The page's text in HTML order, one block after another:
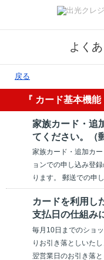
よく
戻る
『 カード基本機
家族カード・追
てください。（
家族カード・追加カ
ョンでの申し込み登
ります。 郵送での申
カードを利用し
支払日の仕組み
毎月10日までのショ
りお引き落としいた
翌営業日のお引き落と